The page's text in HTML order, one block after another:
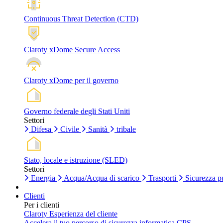
Continuous Threat Detection (CTD)
Claroty xDome Secure Access
Claroty xDome per il governo
Governo federale degli Stati Uniti
Settori
Difesa
Civile Sanità tribale
Stato, locale e istruzione (SLED)
Settori
Energia
Acqua/Acqua di scarico Trasporti Sicurezza
Clienti
Per i clienti
Claroty Esperienza del cliente